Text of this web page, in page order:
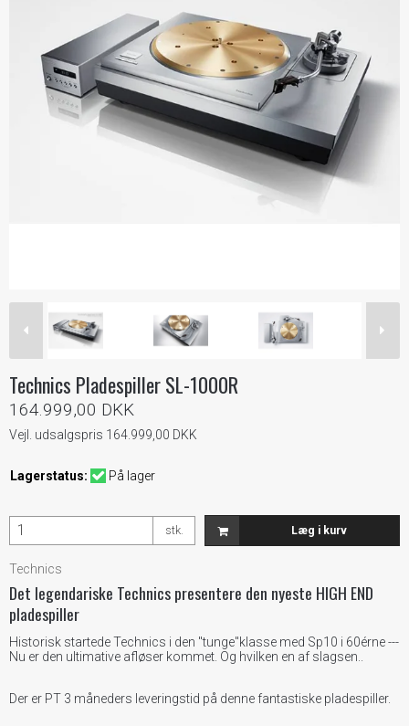
Technics Pladespiller SL-1000R
164.999,00 DKK
Vejl. udsalgspris 164.999,00 DKK
Lagerstatus: På lager
stk. Læg i kurv
Technics
Det legendariske Technics presentere den nyeste HIGH END
pladespiller
Historisk startede Technics i den "tunge"klasse med Sp10 i 60érne ---
Nu er den ultimative afløser kommet. Og hvilken en af slagsen..
Der er PT 3 måneders leveringstid på denne fantastiske pladespiller.